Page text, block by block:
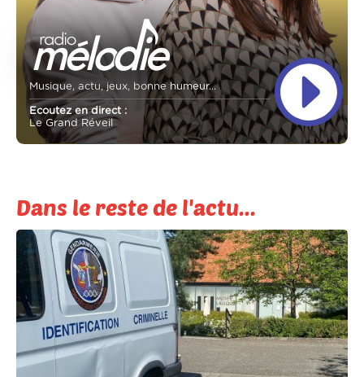
Musique, actu, jeux, bonne humeur...
Ecoutez en direct :
Le Grand Réveil
Dans le reste de l'actu...